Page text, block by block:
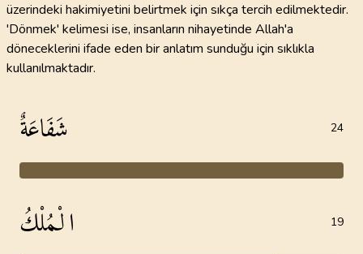
üzerindeki hakimiyetini belirtmek için sıkça tercih edilmektedir.
'Dönmek' kelimesi ise, insanların nihayetinde Allah'a
döneceklerini ifade eden bir anlatım sunduğu için sıklıkla
kullanılmaktadır.
شَفَاعَةٌ 24
الْمُلْكُ 19